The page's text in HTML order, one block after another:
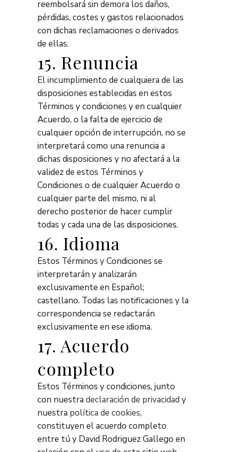
reembolsará sin demora los daños,
pérdidas, costes y gastos relacionados
con dichas reclamaciones o derivados
de ellas.
15. Renuncia
El incumplimiento de cualquiera de las
disposiciones establecidas en estos
Términos y condiciones y en cualquier
Acuerdo, o la falta de ejercicio de
cualquier opción de interrupción, no se
interpretará como una renuncia a
dichas disposiciones y no afectará a la
validez de estos Términos y
Condiciones o de cualquier Acuerdo o
cualquier parte del mismo, ni al
derecho posterior de hacer cumplir
todas y cada una de las disposiciones.
16. Idioma
Estos Términos y Condiciones se
interpretarán y analizarán
exclusivamente en Español;
castellano. Todas las notificaciones y la
correspondencia se redactarán
exclusivamente en ese idioma.
17. Acuerdo
completo
Estos Términos y condiciones, junto
con nuestra declaración de privacidad y
nuestra política de cookies,
constituyen el acuerdo completo
entre tú y David Rodriguez Gallego en